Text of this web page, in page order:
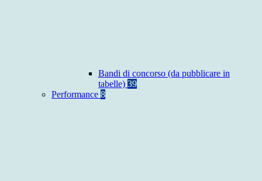
Bandi di concorso (da pubblicare in
tabelle) 39
Performance 8